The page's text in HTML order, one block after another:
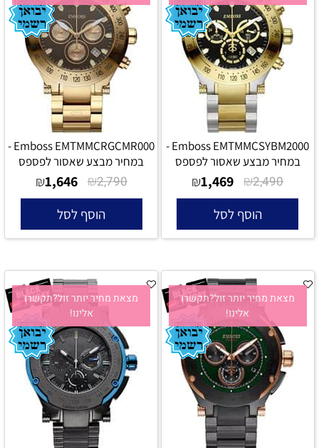
Emboss EMTMMCSYBM2000 -
במחיר מבצע שאסור לפספס
₪2,490
₪1,469
הוסף לסל
Emboss EMTMMCRGCMR000 -
במחיר מבצע שאסור לפספס
₪2,790
₪1,646
הוסף לסל
מצאת מחיר יותר זול?תקשרו
אלינו!
מצאת מחיר יותר זול?תקשרו
אלינו!